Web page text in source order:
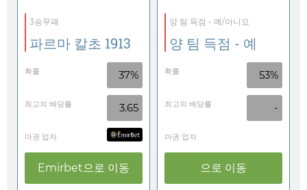
3승무패
파르마 칼초 1913
확률 37%
최고의 배당률 3.65
마권 업자
Emirbet으로 이동
양 팀 득점 - 예/아니요
양 팀 득점 - 예
확률 53%
최고의 배당률 -
마권 업자
으로 이동